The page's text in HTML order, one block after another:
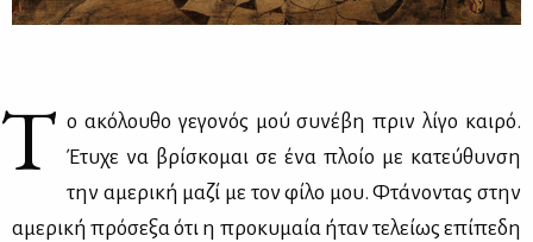
Τ ο ακό­λου­θο γε­γο­νός μού συ­νέ­βη πριν λί­γο και­ρό.
Έτυ­χε να βρί­σκο­μαι σε ένα πλοίο με κα­τεύ­θυν­ση
την αμε­ρι­κή μα­ζί με τον φί­λο μου. Φτά­νο­ντας στην
αμε­ρι­κή πρό­σε­ξα ότι η προ­κυ­μαία ήταν τε­λεί­ως επί­πε­δη